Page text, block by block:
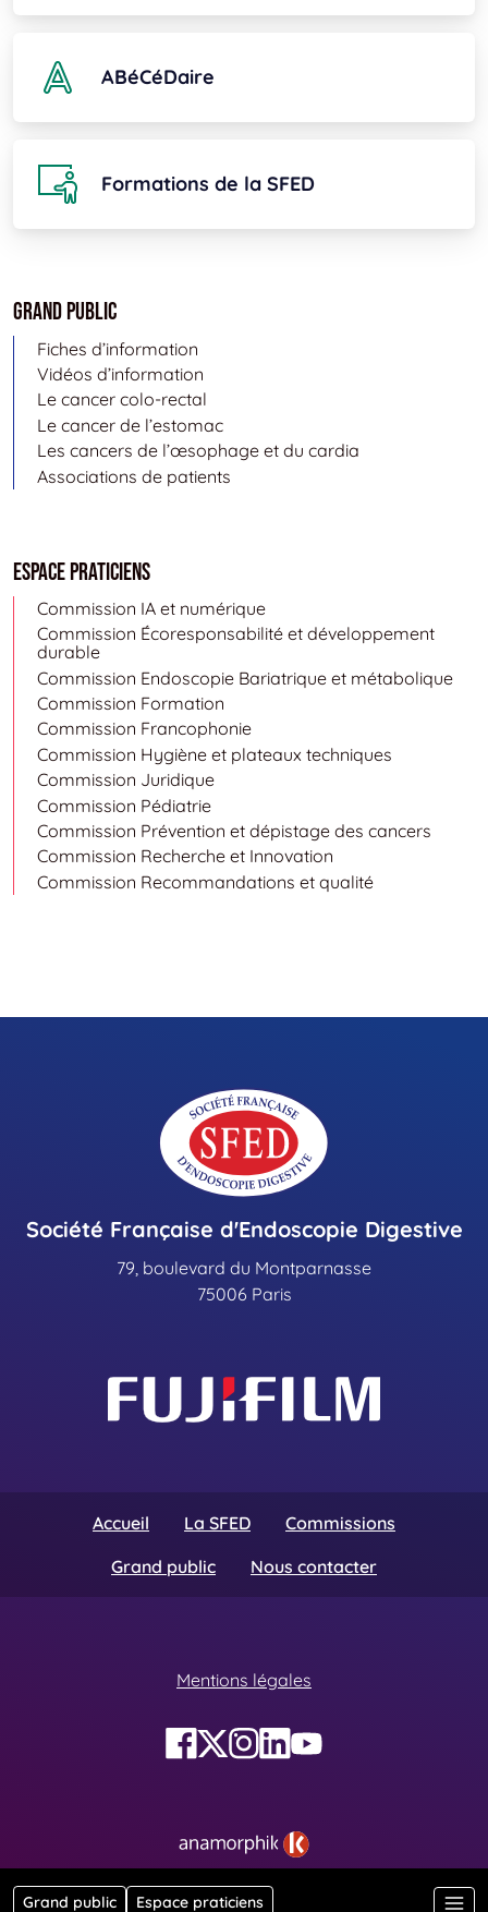
Grand public Espace praticiens
ABéCéDaire
Formations de la SFED
Grand public
Fiches d’information
Vidéos d’information
Le cancer colo-rectal
Le cancer de l’estomac
Les cancers de l’œsophage et du cardia
Associations de patients
Espace Praticiens
Commission IA et numérique
Commission Écoresponsabilité et développement
durable
Commission Endoscopie Bariatrique et métabolique
Commission Formation
Commission Francophonie
Commission Hygiène et plateaux techniques
Commission Juridique
Commission Pédiatrie
Commission Prévention et dépistage des cancers
Commission Recherche et Innovation
Commission Recommandations et qualité
Société Française d'Endoscopie Digestive
79, boulevard du Montparnasse
75006 Paris
Accueil La SFED
Commissions
Grand public
Nous contacter
Mentions légales